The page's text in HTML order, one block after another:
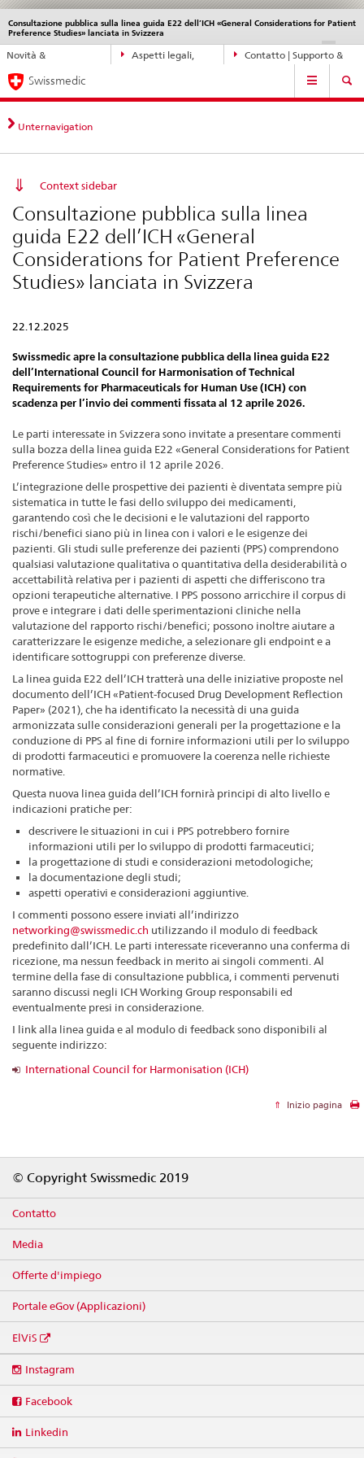
Navigazione
diretta:
novità,
aspetti
legali,
contatto
Novità &
Aspetti legali,
Contatto | Supporto &
Consultazione pubblica sulla linea guida E22 dell’ICH «General Considerations for Patient
Preference Studies» lanciata in Svizzera
DE IT
Service
navigation
Navigation
Swissmedic
Unternavigation
Context sidebar
Consultazione pubblica sulla linea
guida E22 dell’ICH «General
Considerations for Patient Preference
Studies» lanciata in Svizzera
22.12.2025
Swissmedic apre la consultazione pubblica della linea guida E22
dell’International Council for Harmonisation of Technical
Requirements for Pharmaceuticals for Human Use (ICH) con
scadenza per l’invio dei commenti fissata al 12 aprile 2026.
Le parti interessate in Svizzera sono invitate a presentare commenti
sulla bozza della linea guida E22 «General Considerations for Patient
Preference Studies» entro il 12 aprile 2026.
L’integrazione delle prospettive dei pazienti è diventata sempre più
sistematica in tutte le fasi dello sviluppo dei medicamenti,
garantendo così che le decisioni e le valutazioni del rapporto
rischi/benefici siano più in linea con i valori e le esigenze dei
pazienti. Gli studi sulle preferenze dei pazienti (PPS) comprendono
qualsiasi valutazione qualitativa o quantitativa della desiderabilità o
accettabilità relativa per i pazienti di aspetti che differiscono tra
opzioni terapeutiche alternative. I PPS possono arricchire il corpus di
prove e integrare i dati delle sperimentazioni cliniche nella
valutazione del rapporto rischi/benefici; possono inoltre aiutare a
caratterizzare le esigenze mediche, a selezionare gli endpoint e a
identificare sottogruppi con preferenze diverse.
La linea guida E22 dell’ICH tratterà una delle iniziative proposte nel
documento dell’ICH «Patient-focused Drug Development Reflection
Paper» (2021), che ha identificato la necessità di una guida
armonizzata sulle considerazioni generali per la progettazione e la
conduzione di PPS al fine di fornire informazioni utili per lo sviluppo
di prodotti farmaceutici e promuovere la coerenza nelle richieste
normative.
Questa nuova linea guida dell’ICH fornirà principi di alto livello e
indicazioni pratiche per:
descrivere le situazioni in cui i PPS potrebbero fornire
informazioni utili per lo sviluppo di prodotti farmaceutici;
la progettazione di studi e considerazioni metodologiche;
la documentazione degli studi;
aspetti operativi e considerazioni aggiuntive.
I commenti possono essere inviati all’indirizzo
networking@swissmedic.ch utilizzando il modulo di feedback
predefinito dall’ICH. Le parti interessate riceveranno una conferma di
ricezione, ma nessun feedback in merito ai singoli commenti. Al
termine della fase di consultazione pubblica, i commenti pervenuti
saranno discussi negli ICH Working Group responsabili ed
eventualmente presi in considerazione.
I link alla linea guida e al modulo di feedback sono disponibili al
seguente indirizzo:
International Council for Harmonisation (ICH)
Inizio pagina
© Copyright Swissmedic 2019
Contatto
Media
Offerte d'impiego
Portale eGov (Applicazioni)
ElViS
media
Instagram
Facebook
Linkedin